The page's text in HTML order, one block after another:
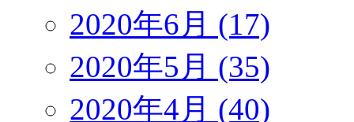
2020年6月 (17)
2020年5月 (35)
2020年4月 (40)